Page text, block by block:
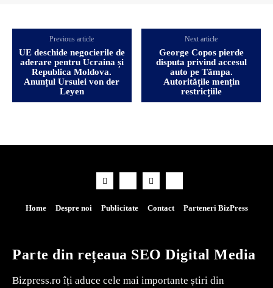
Previous article
UE deschide negocierile de
aderare pentru Ucraina și
Republica Moldova.
Anunțul Ursulei von der
Leyen
Next article
George Copos pierde
disputa privind accesul
auto pe Tâmpa.
Autoritățile mențin
restricțiile
Home Despre noi Publicitate Contact Parteneri BizPress
Parte din rețeaua SEO Digital Media
Bizpress.ro îți aduce cele mai importante știri din